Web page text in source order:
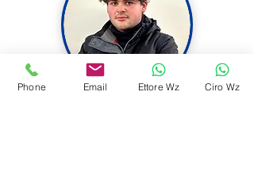
Phone Email Ettore Wz Ciro Wz